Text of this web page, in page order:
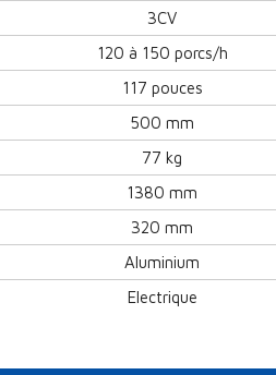
3CV
120 à 150 porcs/h
117 pouces
500 mm
77 kg
1380 mm
320 mm
Aluminium
Electrique